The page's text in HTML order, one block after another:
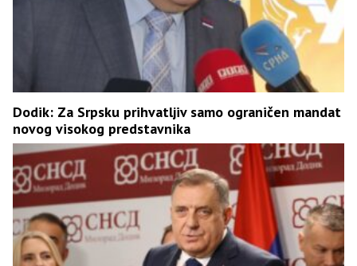
Dodik: Za Srpsku prihvatljiv samo ograničen mandat
novog visokog predstavnika